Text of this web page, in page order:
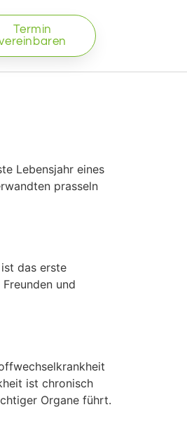
Termin
Lebensjahr eines
prasseln
das erste
und
ist chronisch
Organe führt.